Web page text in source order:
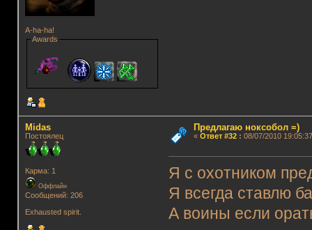
A-ha-ha!
Awards
Midas
Постоялец
Карма: 1
Оффлайн
Сообщений: 206
Exhausted spirit.
Предлагаю ноксобол =)
« Ответ #32: 08/07/2010
Я с охотником
Я всегда ставлю
А воины если